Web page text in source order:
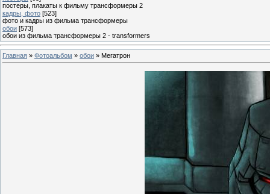
постеры, плакаты к фильму трансформеры 2
кадры, фото [523]
фото и кадры из фильма трансформеры
обои [573]
обои из фильма трансформеры 2 - transformers
Главная » Фотоальбом » обои » Мегатрон